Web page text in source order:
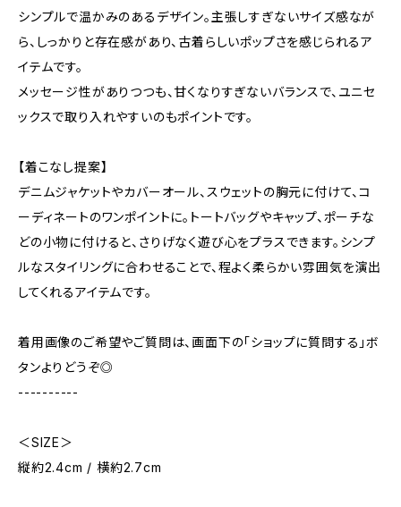
シンプルで温かみのあるデザイン。主張しすぎないサイズ感なが
ら、しっかりと存在感があり、古着らしいポップさを感じられるア
イテムです。
メッセージ性がありつつも、甘くなりすぎないバランスで、ユニセ
ックスで取り入れやすいのもポイントです。
【着こなし提案】
デニムジャケットやカバーオール、スウェットの胸元に付けて、コ
ーディネートのワンポイントに。トートバッグやキャップ、ポーチな
どの小物に付けると、さりげなく遊び心をプラスできます。シンプ
ルなスタイリングに合わせることで、程よく柔らかい雰囲気を演出
してくれるアイテムです。
着用画像のご希望やご質問は、画面下の「ショップに質問する」ボ
タンよりどうぞ◎
----------
＜SIZE＞
縦約2.4cm / 横約2.7cm